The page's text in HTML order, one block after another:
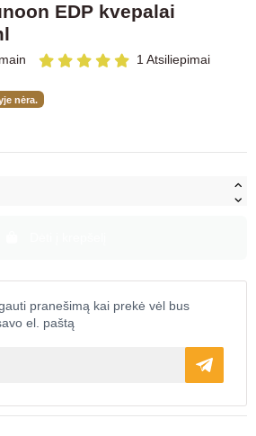
EDP kvepalai
1 Atsiliepimai
nėra.
pranešimą kai prekė vėl bus
el. paštą